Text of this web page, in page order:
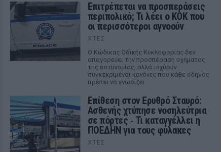
Επιτρέπεται να προσπεράσεις
περιπολικό; Τι λέει ο ΚΟΚ που
οι περισσότεροι αγνοούν
ΧΤΕΣ
Ο Κώδικας Οδικής Κυκλοφορίας δεν
απαγορεύει την προσπέραση οχήματος
της αστυνομίας, αλλά ισχύουν
συγκεκριμένοι κανόνες που κάθε οδηγός
πρέπει να γνωρίζει.
Επίθεση στον Ερυθρό Σταυρό:
Ασθενής χτύπησε νοσηλεύτρια
σε πόρτες ‑ Τι καταγγέλλει η
ΠΟΕΔΗΝ για τους φύλακες
ΧΤΕΣ